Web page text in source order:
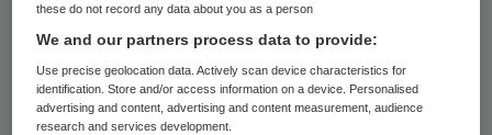
Het gaat onder meer om aanpassingen
binnen de medisch specialistische zorg:
nieuwe zorgactiviteit in de thuissituatie en
een logeervergoeding voor patiënten bij een
these do not record any data about you as a person
We and our partners process data to provide:
Use precise geolocation data. Actively scan device characteristics for
identification. Store and/or access information on a device. Personalised
advertising and content, advertising and content measurement, audience
research and services development.